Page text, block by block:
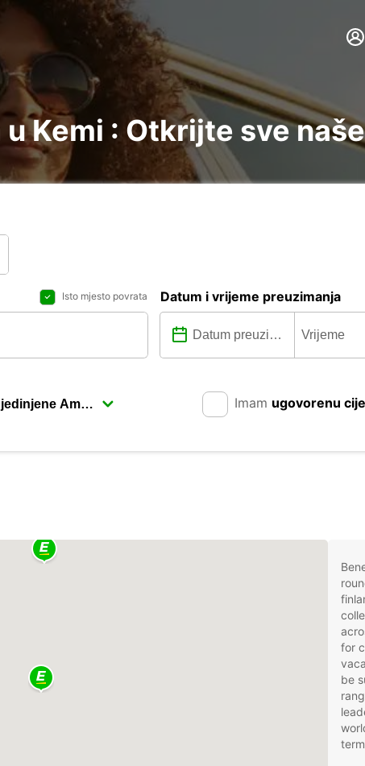
Kemi : Otkrijte sve
Isto mjesto povrata Datum i vrijeme preuzimanja
Imam ugovorenu
for
be